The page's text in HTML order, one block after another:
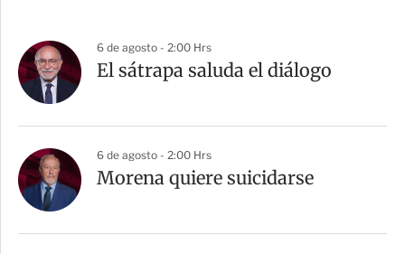
6 de agosto - 2:00 Hrs
El sátrapa saluda el diálogo
6 de agosto - 2:00 Hrs
Morena quiere suicidarse